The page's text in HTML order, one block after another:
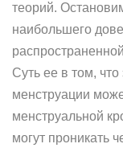
теорий.
наибольшего
Суть ее в том,
менструации
менструальной
могут проникать